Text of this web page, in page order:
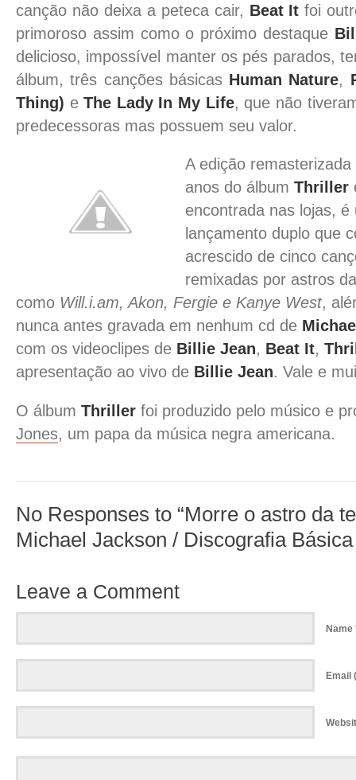
canção não deixa a peteca cair, Beat It foi
primoroso assim como o próximo destaque
delicioso, impossível manter os pés parados,
álbum, três canções básicas Human Nature,
Thing) eThe Lady In My Life, que não
predecessoras mas possuem seu valor.
A edição
anos do álbum Thriller
encontrada nas lojas, é
lançamento duplo que
acrescido de cinco
remixadas por astros
como Will.i.am, Akon, Fergie e Kanye West,
nunca antes gravada em nenhum cd de
com os videoclipes de Billie Jean, Beat It,
apresentação ao vivo de Billie Jean. Vale e
O álbum Thriller foi produzido pelo músico e
Jones, um papa da música negra americana.
No Responses to “Morre o astro da
Michael Jackson / Discografia
Leave a Comment
Name
Email